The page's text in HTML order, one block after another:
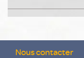
Nous contacter